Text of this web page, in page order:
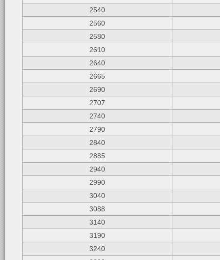
2540
2560
2580
2610
2640
2665
2690
2707
2740
2790
2840
2885
2940
2990
3040
3088
3140
3190
3240